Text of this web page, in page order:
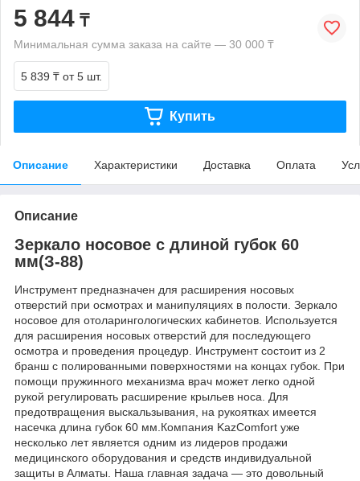
5 844 ₸
Минимальная сумма заказа на сайте — 30 000 ₸
5 839 ₸ от 5 шт.
Купить
Описание Характеристики Доставка Оплата
Описание
Зеркало носовое с длиной губок 60
мм(З-88)
Инструмент предназначен для расширения носовых
отверстий при осмотрах и манипуляциях в полости. Зеркало
носовое для отоларингологических кабинетов. Используется
для расширения носовых отверстий для последующего
осмотра и проведения процедур. Инструмент состоит из 2
бранш с полированными поверхностями на концах губок. При
помощи пружинного механизма врач может легко одной
рукой регулировать расширение крыльев носа. Для
предотвращения выскальзывания, на рукоятках имеется
насечка длина губок 60 мм.Компания KazComfort уже
несколько лет является одним из лидеров продажи
медицинского оборудования и средств индивидуальной
защиты в Алматы. Наша главная задача — это довольный